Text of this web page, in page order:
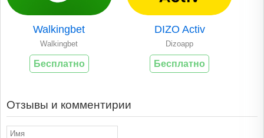
Walkingbet
Walkingbet
Бесплатно
DIZO Activ
Dizoapp
Бесплатно
Отзывы и комментирии